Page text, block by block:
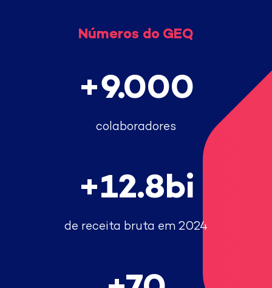
Números do GEQ
9.000
colaboradores
12.8
de receita bruta em 2024